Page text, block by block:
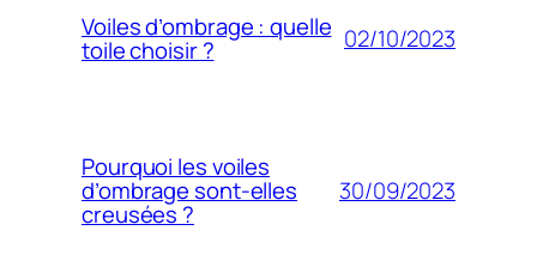
Voiles d’ombrage : quelle
toile choisir ? 02/10/2023
Pourquoi les voiles
d’ombrage sont-elles
creusées ?
30/09/2023